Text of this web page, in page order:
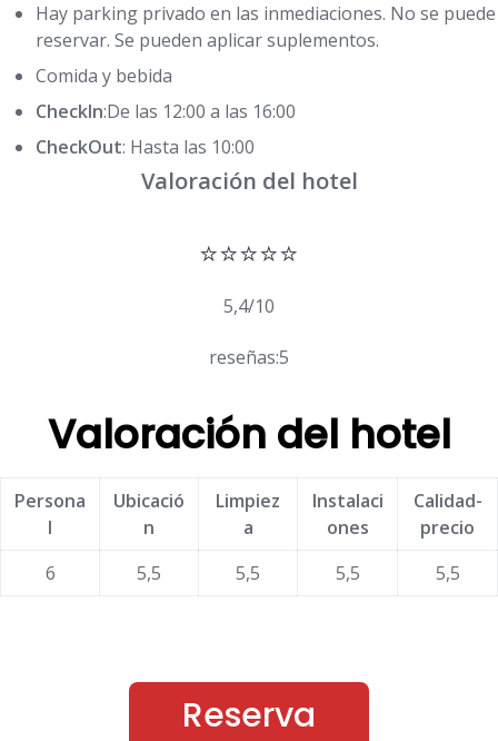
Hay parking privado en las inmediaciones. No se puede
reservar. Se pueden aplicar suplementos.
Comida y bebida
CheckIn:De las 12:00 a las 16:00
CheckOut: Hasta las 10:00
Valoración del hotel
⭐⭐⭐⭐⭐
5,4/10
reseñas:5
Valoración del hotel
Persona
l
Ubicació
n
Limpiez
a
Instalaci
ones
Calidad-
precio
6
5,5 5,5 5,5 5,5
Reserva